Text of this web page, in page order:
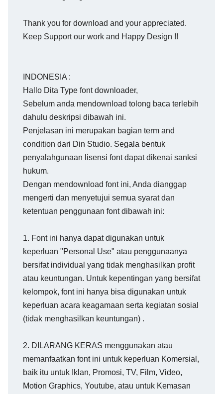
Thank you for download and your appreciated.
Keep Support our work and Happy Design !!
INDONESIA :
Hallo Dita Type font downloader,
Sebelum anda mendownload tolong baca terlebih
dahulu deskripsi dibawah ini.
Penjelasan ini merupakan bagian term and
condition dari Din Studio. Segala bentuk
penyalahgunaan lisensi font dapat dikenai sanksi
hukum.
Dengan mendownload font ini, Anda dianggap
mengerti dan menyetujui semua syarat dan
ketentuan penggunaan font dibawah ini:
1. Font ini hanya dapat digunakan untuk
keperluan "Personal Use" atau penggunaanya
bersifat individual yang tidak menghasilkan profit
atau keuntungan. Untuk kepentingan yang bersifat
kelompok, font ini hanya bisa digunakan untuk
keperluan acara keagamaan serta kegiatan sosial
(tidak menghasilkan keuntungan) .
2. DILARANG KERAS menggunakan atau
memanfaatkan font ini untuk keperluan Komersial,
baik itu untuk Iklan, Promosi, TV, Film, Video,
Motion Graphics, Youtube, atau untuk Kemasan